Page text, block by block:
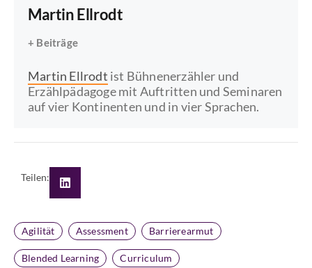
Martin Ellrodt
+ Beiträge
Martin Ellrodt ist Bühnenerzähler und
Erzählpädagoge mit Auftritten und Seminaren
auf vier Kontinenten und in vier Sprachen.
Teilen:
Agilität Assessment Barrierearmut
Blended Learning Curriculum